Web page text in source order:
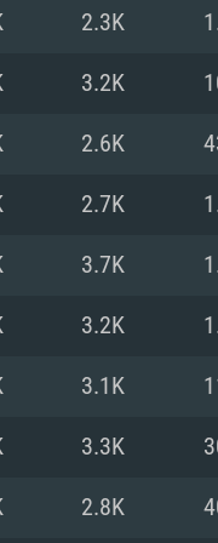
1060 et
Internet
Vega II
Internet
1060
mois) / de
les
2.3K
3.2K
2.6K
2.7K
3.7K
3.2K
3.1K
3.3K
2.8K